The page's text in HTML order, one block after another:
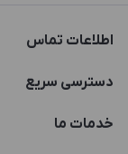
اطلاعات تماس
021-88846810-1
دسترسی سریع
حساب کاربری
خدمات ما